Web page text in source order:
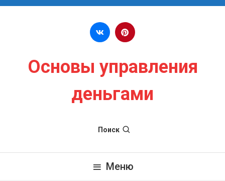
Перейти к содержимому
Основы управления
деньгами
Поиск
Меню